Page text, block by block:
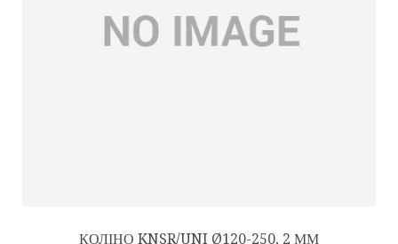
КОЛІНО KNSR/UNI Ø120-250, 2 ММ